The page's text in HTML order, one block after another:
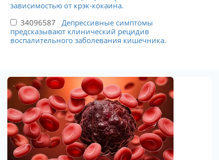
зависимостью от крэк-кокаина.
34096587 Депрессивные симптомы
предсказывают клинический рецидив
воспалительного заболевания кишечника.